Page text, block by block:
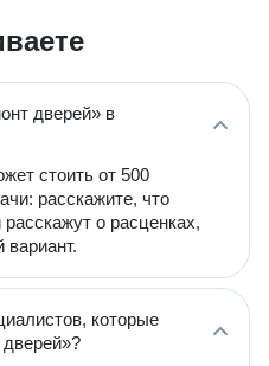
дверей» в
стоить от 500
расскажите, что
о расценках,
которые